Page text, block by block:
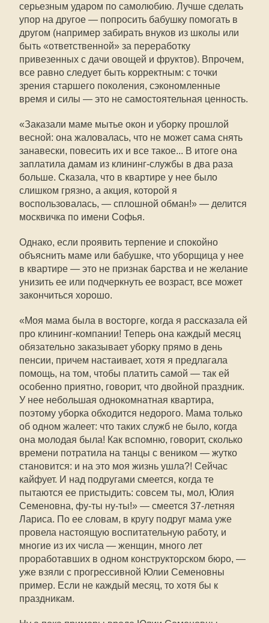
серьезным ударом по самолюбию. Лучше сделать
упор на другое — попросить бабушку помогать в
другом (например забирать внуков из школы или
быть «ответственной» за переработку
привезенных с дачи овощей и фруктов). Впрочем,
все равно следует быть корректным: с точки
зрения старшего поколения, сэкономленные
время и силы — это не самостоятельная ценность.
«Заказали маме мытье окон и уборку прошлой
весной: она жаловалась, что не может сама снять
занавески, повесить их и все такое... В итоге она
заплатила дамам из клининг-службы в два раза
больше. Сказала, что в квартире у нее было
слишком грязно, а акция, которой я
воспользовалась, — сплошной обман!» — делится
москвичка по имени Софья.
Однако, если проявить терпение и спокойно
объяснить маме или бабушке, что уборщица у нее
в квартире — это не признак барства и не желание
унизить ее или подчеркнуть ее возраст, все может
закончиться хорошо.
«Моя мама была в восторге, когда я рассказала ей
про клининг-компании! Теперь она каждый месяц
обязательно заказывает уборку прямо в день
пенсии, причем настаивает, хотя я предлагала
помощь, на том, чтобы платить самой — так ей
особенно приятно, говорит, что двойной праздник.
У нее небольшая однокомнатная квартира,
поэтому уборка обходится недорого. Мама только
об одном жалеет: что таких служб не было, когда
она молодая была! Как вспомню, говорит, сколько
времени потратила на танцы с веником — жутко
становится: и на это моя жизнь ушла?! Сейчас
кайфует. И над подругами смеется, когда те
пытаются ее пристыдить: совсем ты, мол, Юлия
Семеновна, фу-ты ну-ты!» — смеется 37‑летняя
Лариса. По ее словам, в кругу подруг мама уже
провела настоящую воспитательную работу, и
многие из их числа — женщин, много лет
проработавших в одном конструкторском бюро, —
уже взяли с прогрессивной Юлии Семеновны
пример. Если не каждый месяц, то хотя бы к
праздникам.